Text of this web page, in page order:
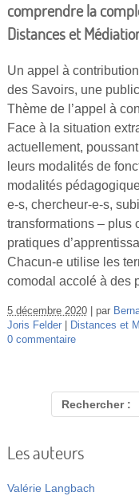
comprendre la
Distances et
Un appel à
des Savoirs, une
Thème de l’appel à
Face à la situation
actuellement,
leurs modalités de
modalités
e-s, chercheur-e-s,
transformations – plus
pratiques
Chacun-e utilise les
comodal accolé à des
5 décembre 2020 par
Joris Felder
Distances et
0 commentaire
Rechercher :
Les auteurs
Valérie Langbach